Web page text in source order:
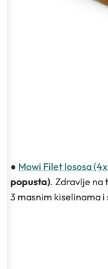
● Mowi Filet lososa (4x
popusta). Zdravlje na
3 masnim kiselinama